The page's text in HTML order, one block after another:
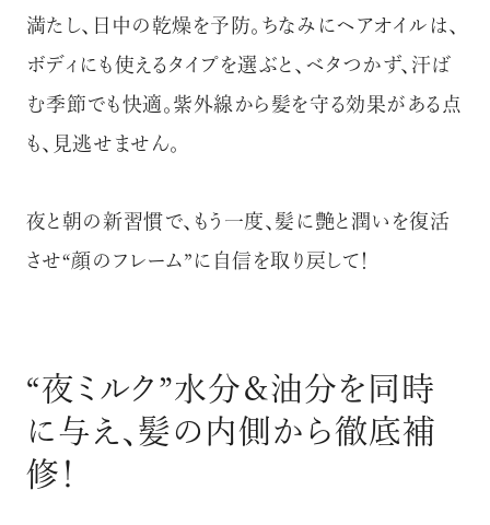
満たし、日中の乾燥を予防。ちなみにヘアオイルは、
ボディにも使えるタイプを選ぶと、ベタつかず、汗ば
む季節でも快適。紫外線から髪を守る効果がある点
も、見逃せません。
夜と朝の新習慣で、もう一度、髪に艶と潤いを復活
させ“顔のフレーム”に自信を取り戻して！
“夜ミルク”水分＆油分を同時
に与え、髪の内側から徹底補
修！